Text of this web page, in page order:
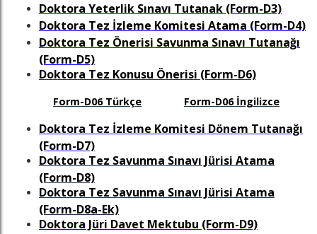
Doktora Yeterlik Sınavı Tutanak (Form-D3)
Doktora Tez İzleme Komitesi Atama (Form-D4)
Doktora Tez Önerisi Savunma Sınavı Tutanağı
(Form-D5)
Doktora Tez Konusu Önerisi (Form-D6)
Form-D06 Türkçe Form-D06 İngilizce
Doktora Tez İzleme Komitesi Dönem Tutanağı
(Form-D7)
Doktora Tez Savunma Sınavı Jürisi Atama
(Form-D8)
Doktora Tez Savunma Sınavı Jürisi Atama
(Form-D8a-Ek)
Doktora Jüri Davet Mektubu (Form-D9)